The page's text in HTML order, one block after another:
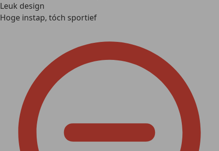
Leuk design
Hoge instap, tóch sportief